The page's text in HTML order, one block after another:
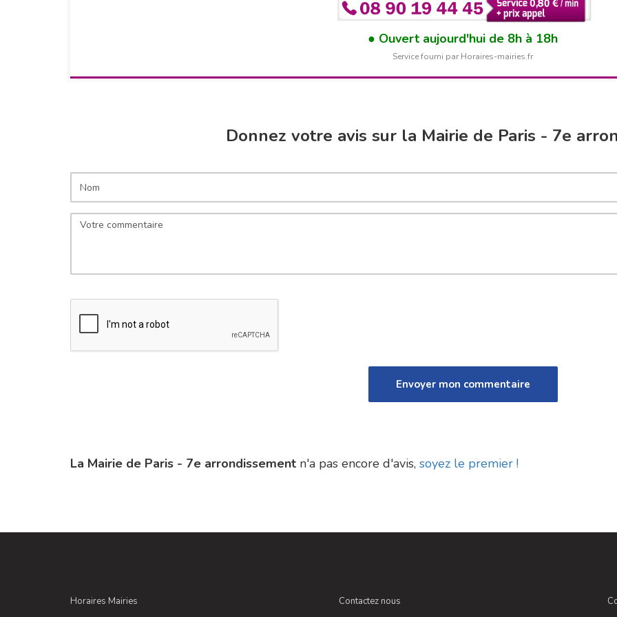
Ouvert aujourd'hui de 8h à 18h
Service fourni par Horaires-mairies.fr
Donnez votre avis sur la Mairie de Paris - 7e
La Mairie de Paris - 7e arrondissement n'a pas encore d'avis, soyez le premier !
Horaires Mairies Contactez nous